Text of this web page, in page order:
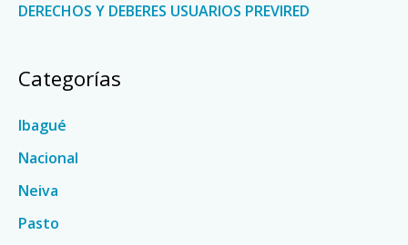
DERECHOS Y DEBERES USUARIOS PREVIRED
Categorías
Ibagué
Nacional
Neiva
Pasto